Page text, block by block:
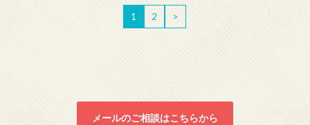
1 2 >
メールのご相談はこちらから